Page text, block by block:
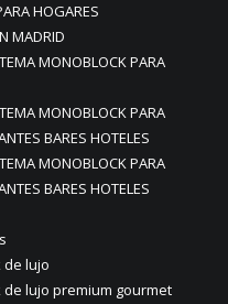
HOGARES
MADRID
MONOBLOCK PARA
MONOBLOCK PARA
BARES HOTELES
MONOBLOCK PARA
BARES HOTELES
de lujo
lujo premium gourmet